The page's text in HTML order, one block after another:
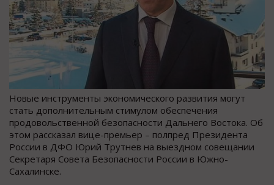
Новые инструменты экономического развития могут
стать дополнительным стимулом обеспечения
продовольственной безопасности Дальнего Востока. Об
этом рассказал вице-премьер – полпред Президента
России в ДФО Юрий Трутнев на выездном совещании
Секретаря Совета Безопасности России в Южно-
Сахалинске.